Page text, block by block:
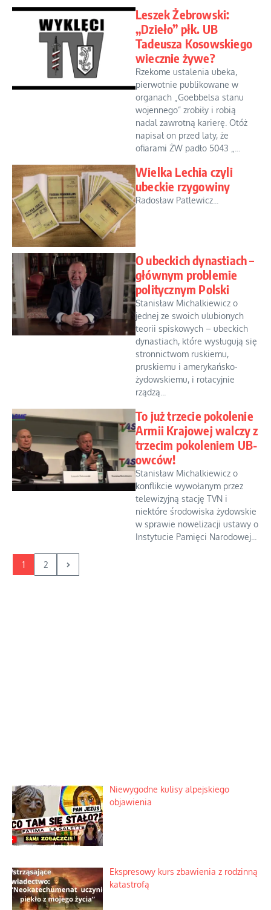
Leszek Żebrowski:
„Dzieło” płk. UB
Tadeusza Kosowskiego
wiecznie żywe?
Rzekome ustalenia ubeka,
pierwotnie publikowane w
organach „Goebbelsa stanu
wojennego” zrobiły i robią
nadal zawrotną karierę. Otóż
napisał on przed laty, że
ofiarami ŻW padło 5043 „...
Wielka Lechia czyli
ubeckie rzygowiny
Radosław Patlewicz...
O ubeckich dynastiach –
głównym problemie
politycznym Polski
Stanisław Michalkiewicz o
jednej ze swoich ulubionych
teorii spiskowych – ubeckich
dynastiach, które wysługują się
stronnictwom ruskiemu,
pruskiemu i amerykańsko-
żydowskiemu, i rotacyjnie
rządzą...
To już trzecie pokolenie
Armii Krajowej walczy z
trzecim pokoleniem UB-
owców!
Stanisław Michalkiewicz o
konflikcie wywołanym przez
telewizyjną stację TVN i
niektóre środowiska żydowskie
w sprawie nowelizacji ustawy o
Instytucie Pamięci Narodowej...
1 2
Niewygodne kulisy alpejskiego
objawienia
Ekspresowy kurs zbawienia z rodzinną
katastrofą